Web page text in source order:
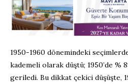
1950-1960 dönemindeki
kademeli olarak düştü; 1950’de %
geriledi. Bu dikkat çekici düşüşte,